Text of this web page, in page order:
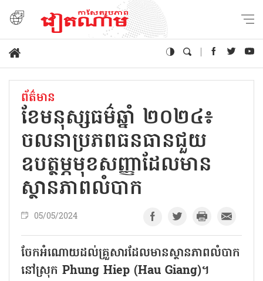
ព័ត៌មាន
ខែមនុស្សធម៌ឆ្នាំ ២០២៤៖
ចលនាប្រភពធនធានជួយ​
ឧបត្ថម្ភ​មុខសញ្ញា​ដែលមាន
ស្ថានភាពលំបាក
05/05/2024
ចែកអំណោយដល់គ្រួសារដែលមានស្ថានភាពលំបាក
នៅស្រុក Phung Hiep (Hau Giang)។